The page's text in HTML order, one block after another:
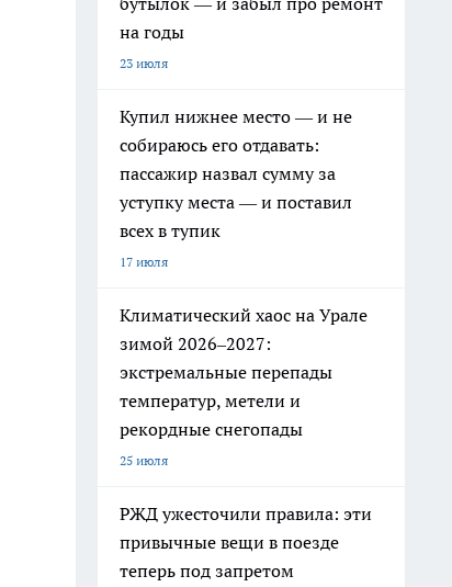
на годы
23 июля
Купил нижнее место — и не
собираюсь его отдавать:
пассажир назвал сумму за
уступку места — и поставил
всех в тупик
17 июля
Климатический хаос на Урале
зимой 2026–2027:
экстремальные перепады
температур, метели и
рекордные снегопады
25 июля
РЖД ужесточили правила: эти
привычные вещи в поезде
теперь под запретом